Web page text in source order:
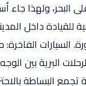
البحر، ولهذا جاء
للقيادة داخل
البرية بين
البساطة